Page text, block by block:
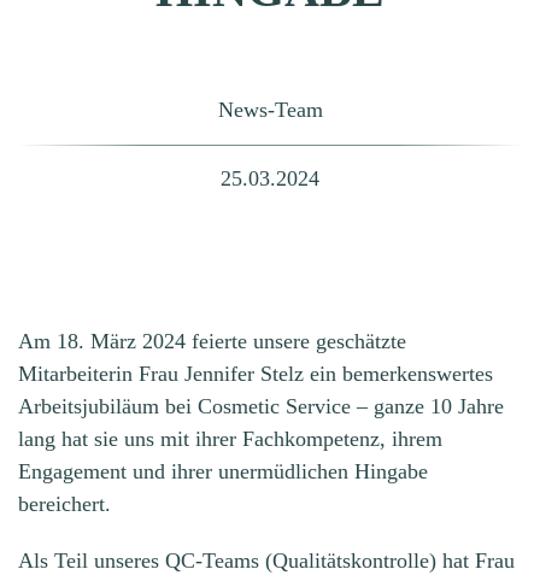
News-Team
25.03.2024
Am 18. März 2024 feierte unsere geschätzte
Mitarbeiterin Frau Jennifer Stelz ein bemerkenswertes
Arbeitsjubiläum bei Cosmetic Service – ganze 10 Jahre
lang hat sie uns mit ihrer Fachkompetenz, ihrem
Engagement und ihrer unermüdlichen Hingabe
bereichert.
Als Teil unseres QC-Teams (Qualitätskontrolle) hat Frau